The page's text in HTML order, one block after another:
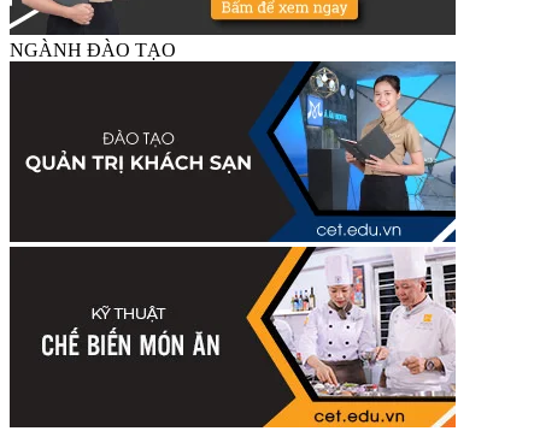
NGÀNH ĐÀO TẠO